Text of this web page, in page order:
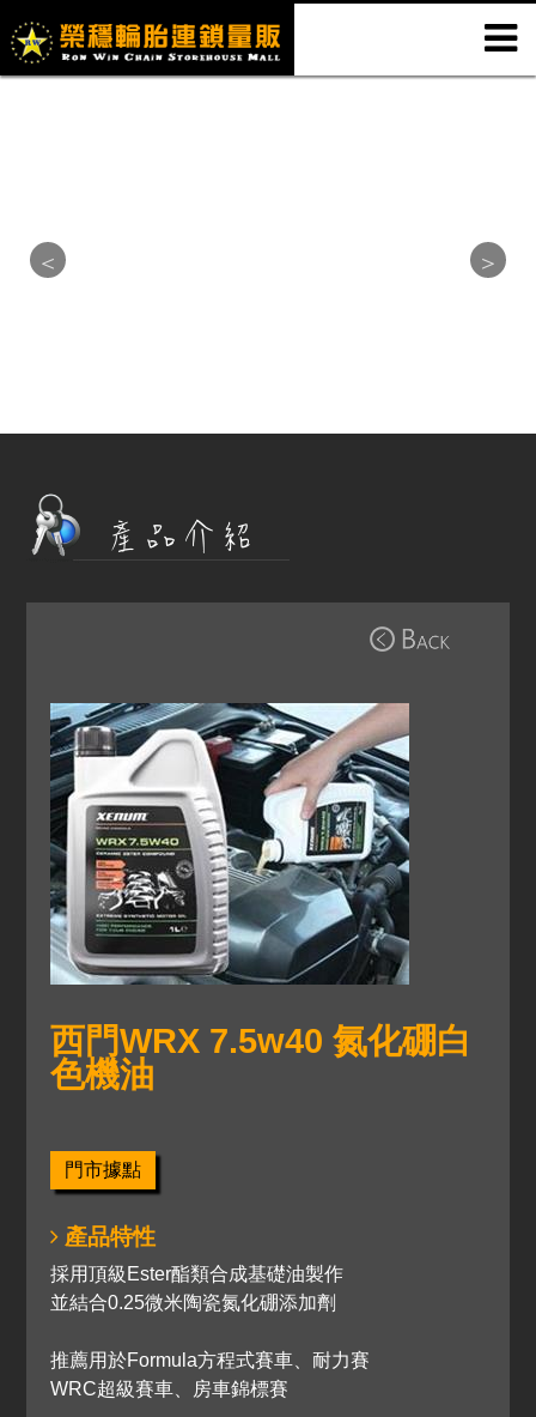
西門WRX 7.5w40 氮化硼白
色機油
門市據點
產品特性
採用頂級Ester酯類合成基礎油製作
並結合0.25微米陶瓷氮化硼添加劑
推薦用於Formula方程式賽車、耐力賽
WRC超級賽車、房車錦標賽